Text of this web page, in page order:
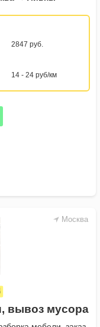
2847 руб.
14 - 24 руб/км
Москва
вывоз мусора